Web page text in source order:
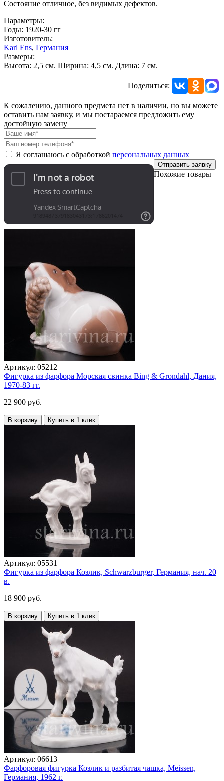
Состояние отличное, без видимых дефектов.
Параметры:
Годы: 1920-30 гг
Изготовитель:
Karl Ens, Германия
Размеры:
Высота: 2,5 см. Ширина: 4,5 см. Длина: 7 см.
Поделиться:
К сожалению, данного предмета нет в наличии, но вы можете
оставить нам заявку, и мы постараемся предложить ему
достойную замену
Я соглашаюсь с обработкой персональных данных
Отправить заявку
Похожие товары
Артикул: 05212
Фигурка из фарфора Морская свинка Bing & Grondahl, Дания,
1970-83 гг.
22 900 руб.
В корзину Купить в 1 клик
Артикул: 05531
Фигурка из фарфора Козлик, Schwarzburger, Германия, нач. 20
в.
18 900 руб.
В корзину Купить в 1 клик
Артикул: 06613
Фарфоровая фигурка Козлик и разбитая чашка, Meissen,
Германия, 1962 г.